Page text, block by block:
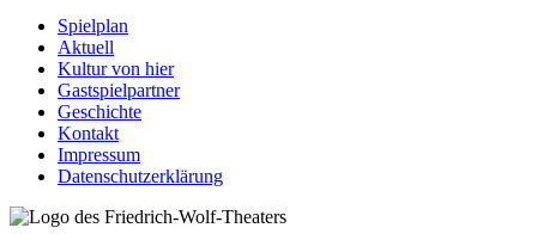
Spielplan
Aktuell
Kultur von hier
Gastspielpartner
Geschichte
Kontakt
Impressum
Datenschutzerklärung